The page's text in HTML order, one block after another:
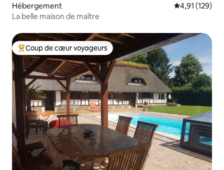
Hébergement Évaluation
4,91 (129)
La belle maison de maître
Coups de cœur voyageurs les plus appréciés
Coup de cœur voyageurs